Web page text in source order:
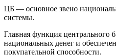
ЦБ — основное звено
системы.
Главная функция центрального
национальных денег и
покупательной способности.